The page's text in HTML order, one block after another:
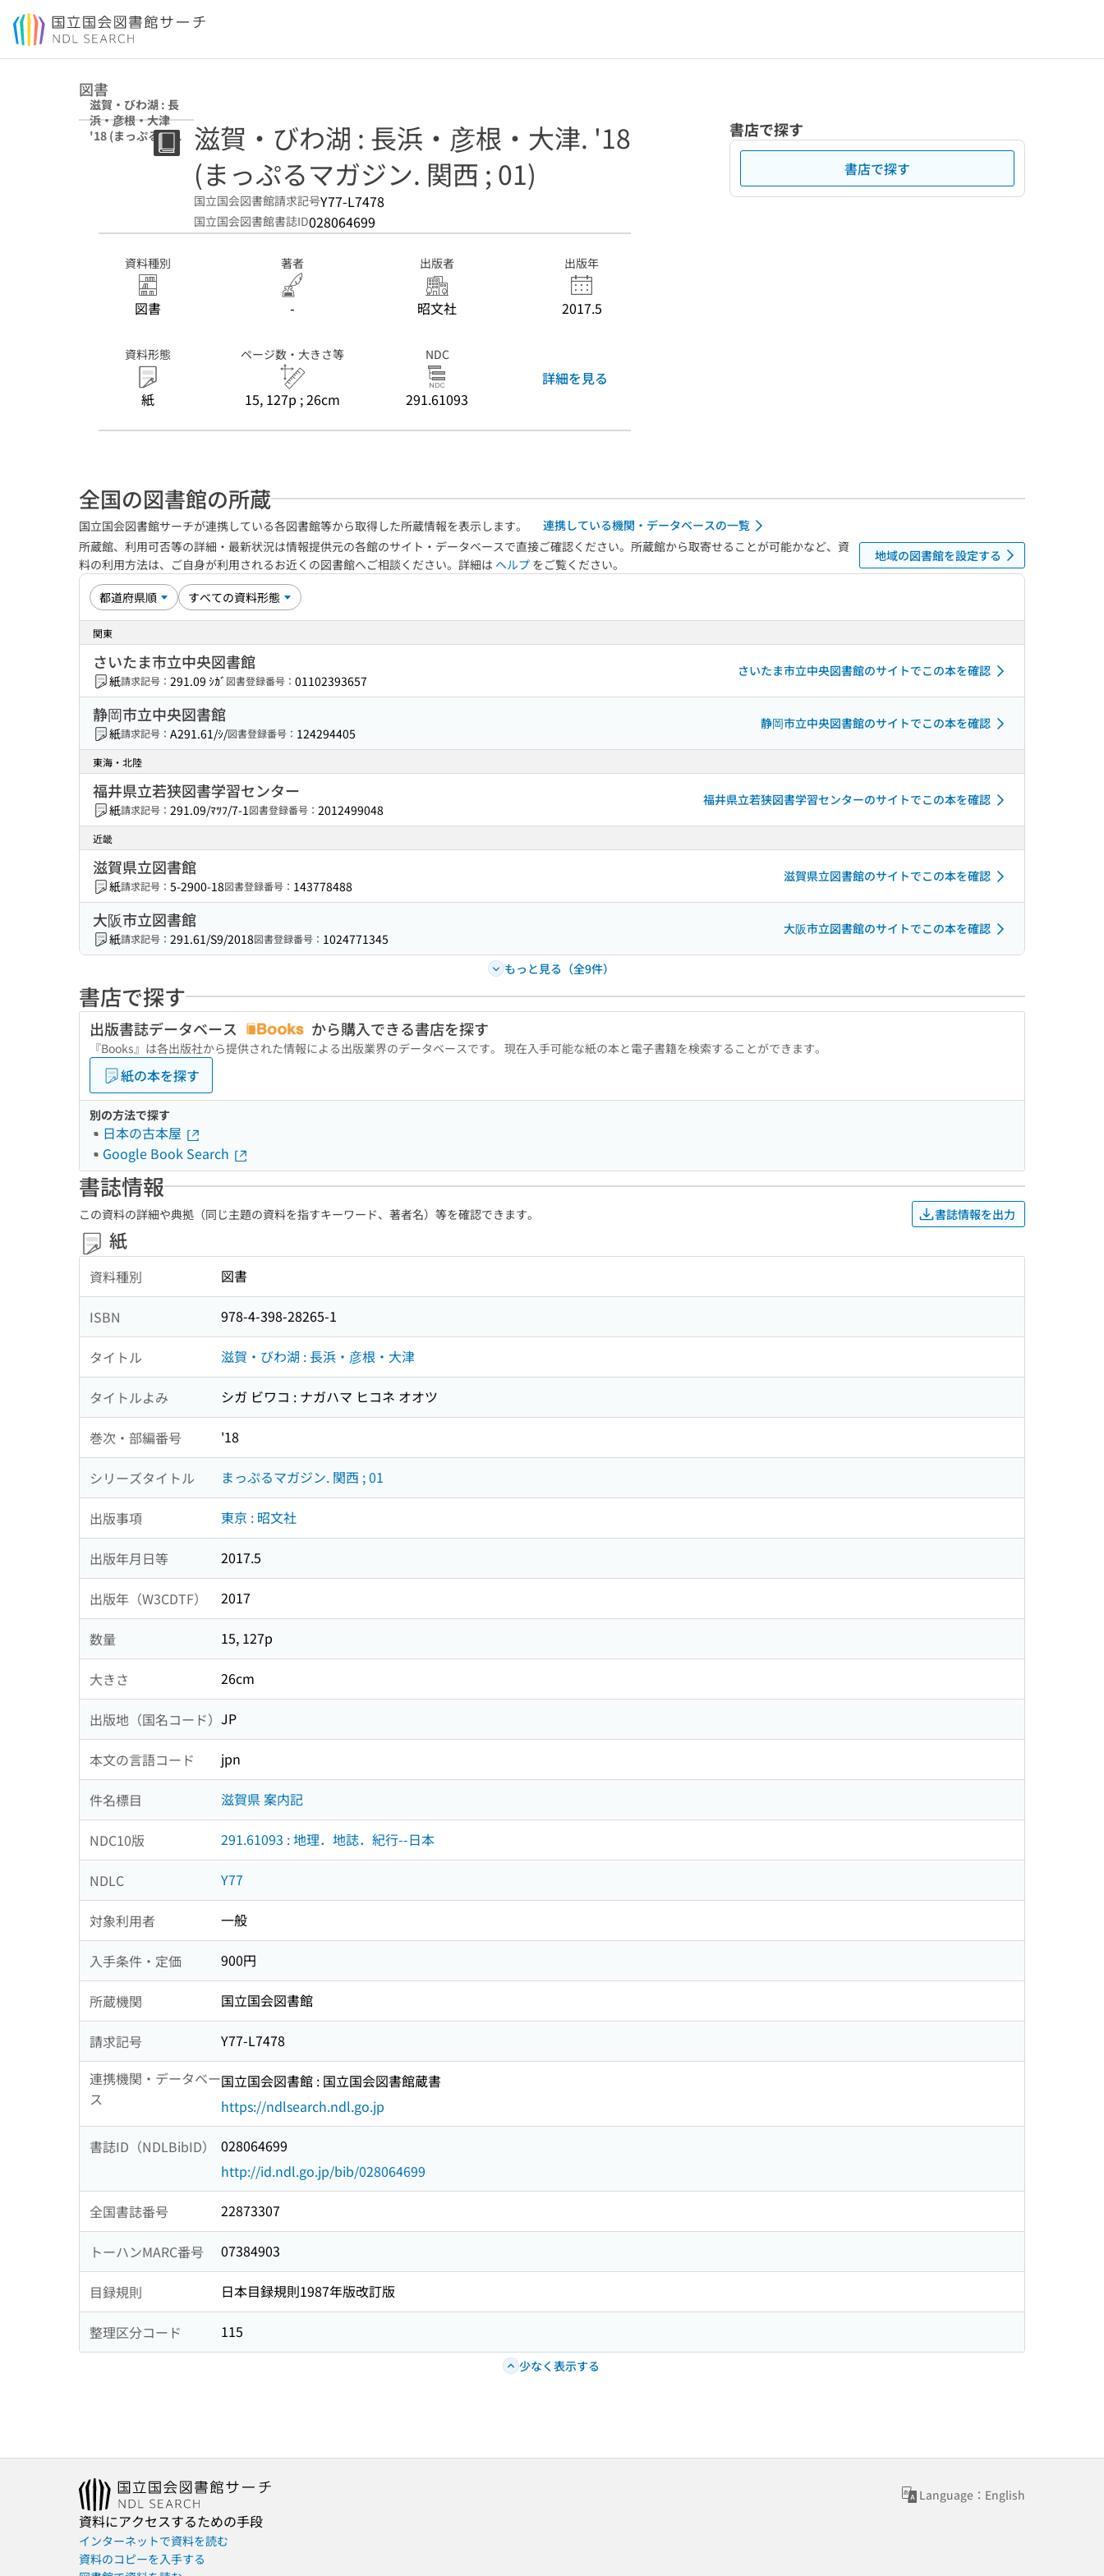
本文へ移動
図書
滋賀・びわ湖 : 長
浜・彦根・大津
'18 (まっぷるマガ
ジン. 関西 ; 01)
滋賀・びわ湖 : 長浜・彦根・大津. '18
(まっぷるマガジン. 関西 ; 01)
国立国会図書館請求記号Y77-L7478
国立国会図書館書誌ID028064699
資料種別
図書
著者
-
出版者
昭文社
出版年
2017.5
資料形態
紙
ページ数・大きさ等
15, 127p ; 26cm
NDC
291.61093
詳細を見る
書店で探す
書店で探す
全国の図書館の所蔵
国立国会図書館サーチが連携している各図書館等から取得した所蔵情報を表示します。
連携している機関・データベースの一覧
所蔵館、利用可否等の詳細・最新状況は情報提供元の各館のサイト・データベースで直接ご確認ください。所蔵館から取寄せることが可能かなど、資
料の利用方法は、ご自身が利用されるお近くの図書館へご相談ください。詳細は ヘルプ をご覧ください。
地域の図書館を設定する
関東
さいたま市立中央図書館
紙請求記号： 291.09 ｼｶﾞ 図書登録番号： 01102393657
さいたま市立中央図書館のサイトでこの本を確認
静岡市立中央図書館
紙請求記号： A291.61/ｼ/図書登録番号： 124294405
静岡市立中央図書館のサイトでこの本を確認
東海・北陸
福井県立若狭図書学習センター
紙請求記号： 291.09/ﾏﾂﾌ/7-1図書登録番号： 2012499048
福井県立若狭図書学習センターのサイトでこの本を確認
近畿
滋賀県立図書館
紙請求記号： 5-2900-18図書登録番号： 143778488
滋賀県立図書館のサイトでこの本を確認
大阪市立図書館
紙請求記号： 291.61/S9/2018図書登録番号： 1024771345
大阪市立図書館のサイトでこの本を確認
もっと見る（全9件）
書店で探す
出版書誌データベース から購入できる書店を探す
『Books』は各出版社から提供された情報による出版業界のデータベースです。 現在入手可能な紙の本と電子書籍を検索することができます。
紙の本を探す
別の方法で探す
日本の古本屋
Google Book Search
書誌情報
この資料の詳細や典拠（同じ主題の資料を指すキーワード、著者名）等を確認できます。 書誌情報を出力
紙
資料種別 図書
ISBN 978-4-398-28265-1
タイトル 滋賀・びわ湖 : 長浜・彦根・大津
タイトルよみ シガ ビワコ : ナガハマ ヒコネ オオツ
巻次・部編番号 '18
シリーズタイトル まっぷるマガジン. 関西 ; 01
出版事項 東京 : 昭文社
出版年月日等 2017.5
出版年（W3CDTF） 2017
数量 15, 127p
大きさ 26cm
出版地（国名コード） JP
本文の言語コード jpn
件名標目 滋賀県 案内記
NDC10版 291.61093 : 地理．地誌．紀行--日本
NDLC Y77
対象利用者 一般
入手条件・定価 900円
所蔵機関 国立国会図書館
請求記号
Y77-L7478
連携機関・データベー
ス
国立国会図書館 : 国立国会図書館蔵書
https://ndlsearch.ndl.go.jp
書誌ID（NDLBibID）
028064699
http://id.ndl.go.jp/bib/028064699
全国書誌番号 22873307
トーハンMARC番号 07384903
目録規則 日本目録規則1987年版改訂版
整理区分コード 115
少なく表示する
Language：English
資料にアクセスするための手段
インターネットで資料を読む
資料のコピーを入手する